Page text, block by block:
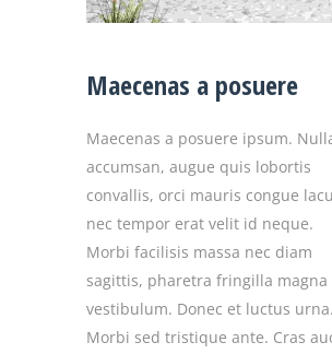
Maecenas a posuere
Maecenas a posuere ipsum.
accumsan, augue quis lobortis
convallis, orci mauris congue
nec tempor erat velit id neque.
Morbi facilisis massa nec diam
sagittis, pharetra fringilla magna
vestibulum. Donec et luctus urna.
Morbi sed tristique ante. Cras